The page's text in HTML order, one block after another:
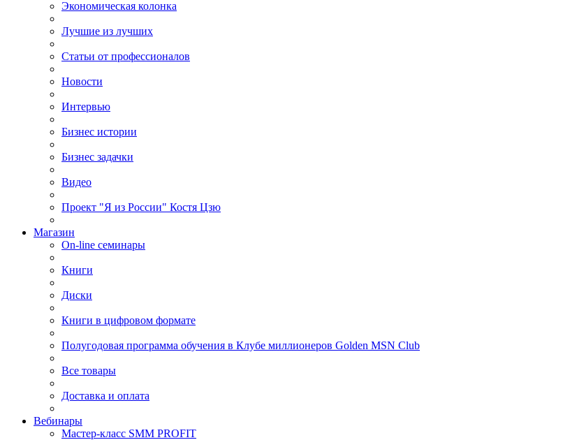
Экономическая колонка
Лучшие из лучших
Статьи от профессионалов
Новости
Интервью
Бизнес истории
Бизнес задачки
Видео
Проект "Я из России" Костя Цзю
Магазин
On-line семинары
Книги
Диски
Книги в цифровом формате
Полугодовая программа обучения в Клубе миллионеров Golden MSN Club
Все товары
Доставка и оплата
Вебинары
Мастер-класс SMM PROFIT